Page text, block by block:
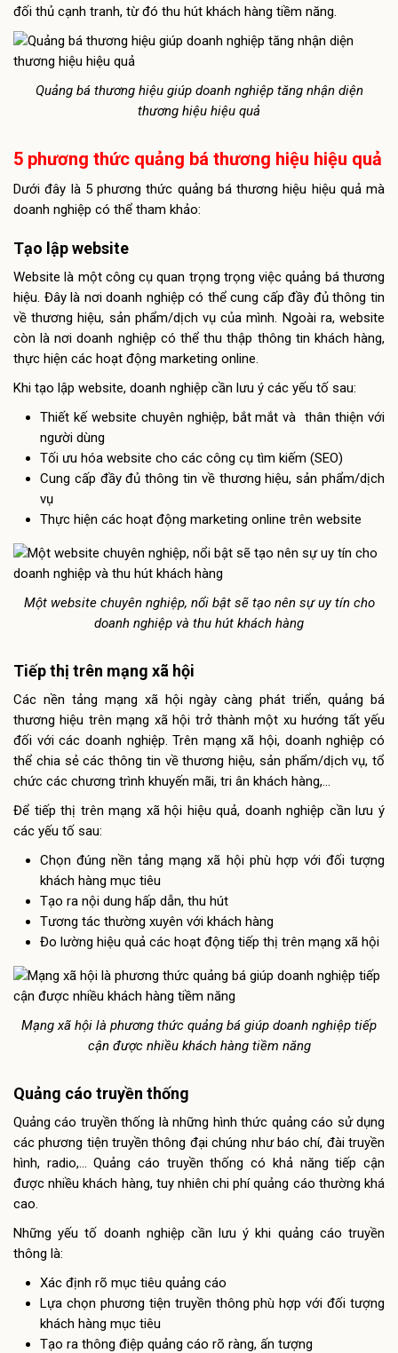
đối thủ cạnh tranh, từ đó thu hút khách hàng tiềm năng.
Quảng bá thương hiệu giúp doanh nghiệp tăng nhận diện
thương hiệu hiệu quả
5 phương thức quảng bá thương hiệu hiệu quả
Dưới đây là 5 phương thức quảng bá thương hiệu hiệu quả mà
doanh nghiệp có thể tham khảo:
Tạo lập website
Website là một công cụ quan trọng trọng việc quảng bá thương
hiệu. Đây là nơi doanh nghiệp có thể cung cấp đầy đủ thông tin
về thương hiệu, sản phẩm/dịch vụ của mình. Ngoài ra, website
còn là nơi doanh nghiệp có thể thu thập thông tin khách hàng,
thực hiện các hoạt động marketing online.
Khi tạo lập website, doanh nghiệp cần lưu ý các yếu tố sau:
Thiết kế website chuyên nghiệp, bắt mắt và thân thiện với
người dùng
Tối ưu hóa website cho các công cụ tìm kiếm (SEO)
Cung cấp đầy đủ thông tin về thương hiệu, sản phẩm/dịch
vụ
Thực hiện các hoạt động marketing online trên website
Một website chuyên nghiệp, nổi bật sẽ tạo nên sự uy tín cho
doanh nghiệp và thu hút khách hàng
Tiếp thị trên mạng xã hội
Các nền tảng mạng xã hội ngày càng phát triển, quảng bá
thương hiệu trên mạng xã hội trở thành một xu hướng tất yếu
đối với các doanh nghiệp. Trên mạng xã hội, doanh nghiệp có
thể chia sẻ các thông tin về thương hiệu, sản phẩm/dịch vụ, tổ
chức các chương trình khuyến mãi, tri ân khách hàng,…
Để tiếp thị trên mạng xã hội hiệu quả, doanh nghiệp cần lưu ý
các yếu tố sau:
Chọn đúng nền tảng mạng xã hội phù hợp với đối tượng
khách hàng mục tiêu
Tạo ra nội dung hấp dẫn, thu hút
Tương tác thường xuyên với khách hàng
Đo lường hiệu quả các hoạt động tiếp thị trên mạng xã hội
Mạng xã hội là phương thức quảng bá giúp doanh nghiệp tiếp
cận được nhiều khách hàng tiềm năng
Quảng cáo truyền thống
Quảng cáo truyền thống là những hình thức quảng cáo sử dụng
các phương tiện truyền thông đại chúng như báo chí, đài truyền
hình, radio,… Quảng cáo truyền thống có khả năng tiếp cận
được nhiều khách hàng, tuy nhiên chi phí quảng cáo thường khá
cao.
Những yếu tố doanh nghiệp cần lưu ý khi quảng cáo truyền
thông là:
Xác định rõ mục tiêu quảng cáo
Lựa chọn phương tiện truyền thông phù hợp với đối tượng
khách hàng mục tiêu
Tạo ra thông điệp quảng cáo rõ ràng, ấn tượng